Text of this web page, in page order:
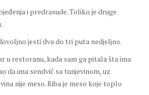
i predrasude. Toliko je druge
jesti dva do tri puta nedjeljno.
u restoranu, kada sam ga pitala šta ima
da ima sendvič sa tunjevinom, uz
nije meso. Riba je meso koje toplo